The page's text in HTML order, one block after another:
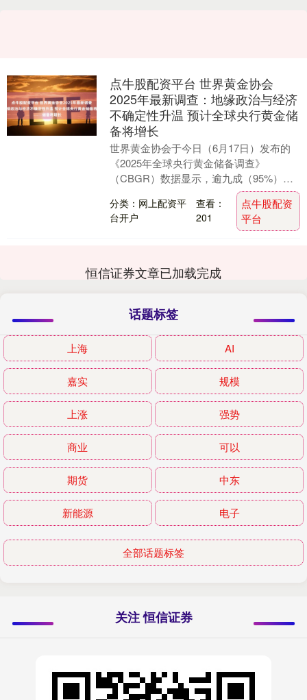
点牛股配资平台 世界黄金协会
2025年最新调查：地缘政治与经济
不确定性升温 预计全球央行黄金储
备将增长
世界黄金协会于今日（6月17日）发布的
《2025年全球央行黄金储备调查》
（CBGR）数据显示，逾九成（95%）的
受访央行认为，未来12个月内全球央行将
继续增持黄....
分类：网上配资平
台开户
查看：
201
点牛股配资
平台
恒信证券文章已加载完成
话题标签
上海 AI
嘉实 规模
上涨 强势
商业 可以
期货 中东
新能源 电子
全部话题标签
关注 恒信证券